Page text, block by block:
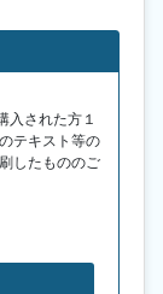
入された方１
テキスト等の
したもののご